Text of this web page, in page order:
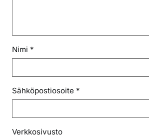
Nimi *
Sähköpostiosoite *
Verkkosivusto